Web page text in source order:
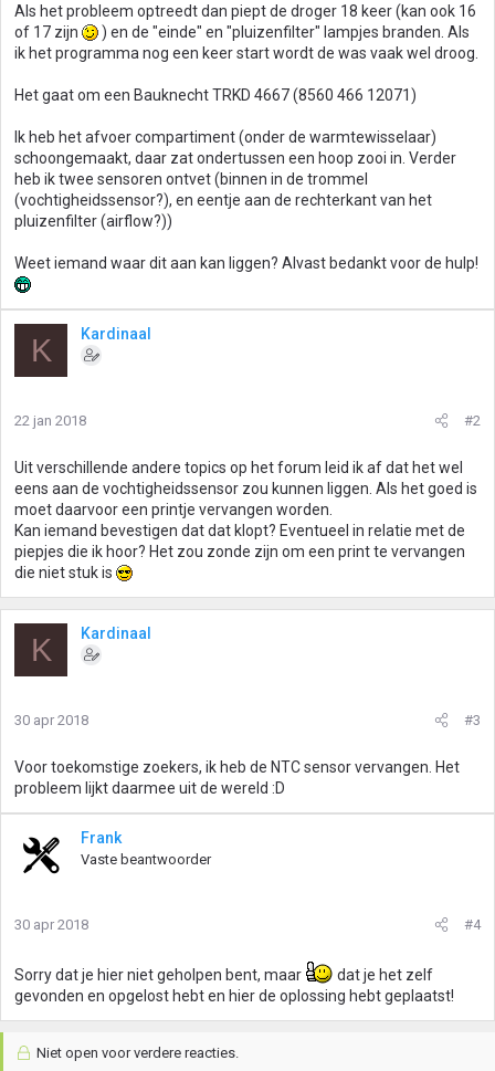
Als het probleem optreedt dan piept de droger 18 keer (kan ook 16
of 17 zijn
) en de "einde" en "pluizenfilter" lampjes branden. Als
ik het programma nog een keer start wordt de was vaak wel droog.
Het gaat om een Bauknecht TRKD 4667 (8560 466 12071)
Ik heb het afvoer compartiment (onder de warmtewisselaar)
schoongemaakt, daar zat ondertussen een hoop zooi in. Verder
heb ik twee sensoren ontvet (binnen in de trommel
(vochtigheidssensor?), en eentje aan de rechterkant van het
pluizenfilter (airflow?))
Weet iemand waar dit aan kan liggen? Alvast bedankt voor de hulp!
K Kardinaal
22 jan 2018 #2
Uit verschillende andere topics op het forum leid ik af dat het wel
eens aan de vochtigheidssensor zou kunnen liggen. Als het goed is
moet daarvoor een printje vervangen worden.
Kan iemand bevestigen dat dat klopt? Eventueel in relatie met de
piepjes die ik hoor? Het zou zonde zijn om een print te vervangen
die niet stuk is
K Kardinaal
30 apr 2018 #3
Voor toekomstige zoekers, ik heb de NTC sensor vervangen. Het
probleem lijkt daarmee uit de wereld :D
Frank
Vaste beantwoorder
30 apr 2018 #4
Sorry dat je hier niet geholpen bent, maar
dat je het zelf
gevonden en opgelost hebt en hier de oplossing hebt geplaatst!
Niet open voor verdere reacties.